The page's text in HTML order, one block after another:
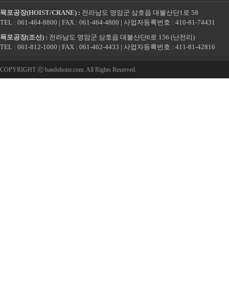
목포공장(HOIST/CRANE) : 전라남도 영암군 삼호읍 대불산단1로 58
TEL : 061-464-8800 | FAX : 061-464-4800 | 사업자등록번호 : 410-81-74431
목포공장(조선) : 전라남도 영암군 삼호읍 대불산단6로 156 (난전리)
TEL : 061-812-1000 | FAX : 061-462-4433 | 사업자등록번호 : 411-81-42816
COPYRIGHT ⓒ bandohoist.com. All Rights Reserved.